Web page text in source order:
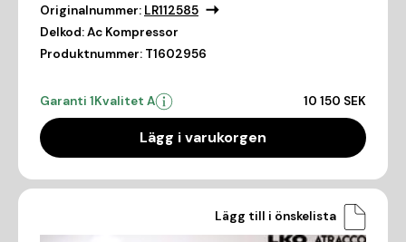
Originalnummer: LR112585
Delkod:Ac Kompressor
Produktnummer: T1602956
Garanti 1Kvalitet A 10 150 SEK
Lägg i varukorgen
Lägg till i önskelista